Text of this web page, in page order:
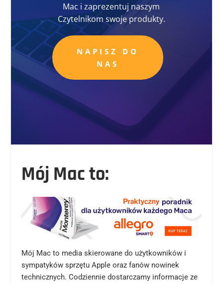
Mac i zaprezentuj naszym
Czytelnikom swoje produkty.
NAPISZ DO
NAS
Mój Mac to:
Mój Mac to media skierowane do użytkowników i
sympatyków sprzętu Apple oraz fanów nowinek
technicznych. Codziennie dostarczamy informacje ze